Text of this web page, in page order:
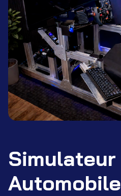
Simulateur
Automobile